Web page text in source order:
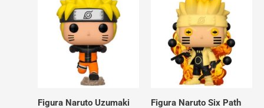
Figura Naruto Uzumaki
Figura Naruto Six Path